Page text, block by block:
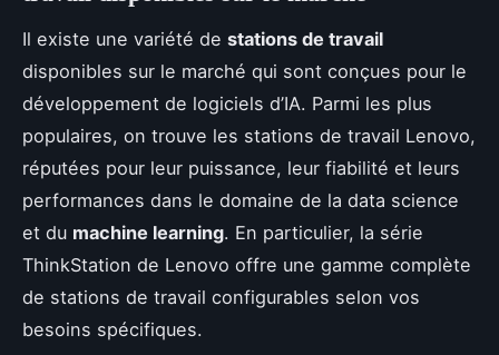
Il existe une variété de stations de travail
disponibles sur le marché qui sont conçues pour le
développement de logiciels d’IA. Parmi les plus
populaires, on trouve les stations de travail Lenovo,
réputées pour leur puissance, leur fiabilité et leurs
performances dans le domaine de la data science
et du machine learning. En particulier, la série
ThinkStation de Lenovo offre une gamme complète
de stations de travail configurables selon vos
besoins spécifiques.